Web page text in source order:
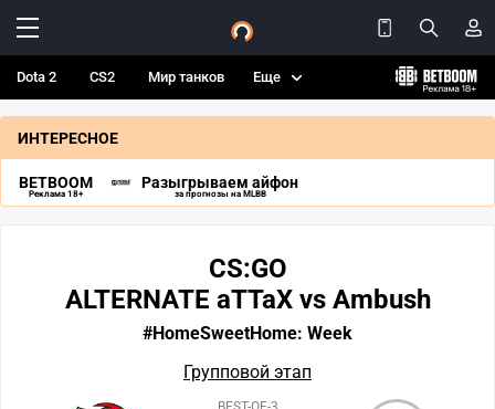
Dota 2 CS2 Мир танков Еще
ИНТЕРЕСНОЕ
BETBOOM
Реклама 18+
Разыгрываем айфон
за прогнозы на MLBB
CS:GO
ALTERNATE aTTaX vs Ambush
#HomeSweetHome: Week
Групповой этап